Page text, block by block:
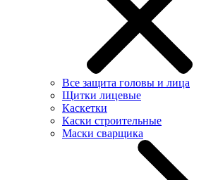
Все защита головы и лица
Щитки лицевые
Каскетки
Каски строительные
Маски сварщика